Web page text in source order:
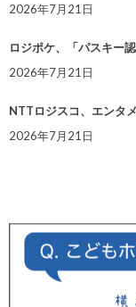
2026年7月21日
ロジポケ、「パスキー
2026年7月21日
NTTロジスコ、エンタ
2026年7月21日